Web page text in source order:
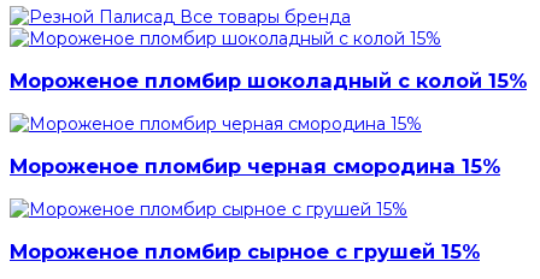
Все товары бренда
Мороженое пломбир шоколадный с колой 15%
Мороженое пломбир черная смородина 15%
Мороженое пломбир сырное с грушей 15%